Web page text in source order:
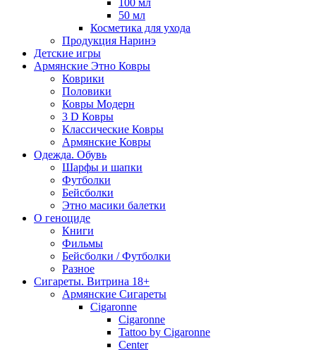
100 мл
50 мл
Косметика для ухода
Продукция Наринэ
Детские игры
Армянские Этно Ковры
Коврики
Половики
Ковры Модерн
3 D Ковры
Классические Ковры
Армянские Ковры
Одежда. Обувь
Шарфы и шапки
Футболки
Бейсболки
Этно масики балетки
О геноциде
Книги
Фильмы
Бейсболки / Футболки
Разное
Сигареты. Витрина 18+
Армянские Сигареты
Cigaronne
Cigaronne
Tattoo by Cigaronne
Center